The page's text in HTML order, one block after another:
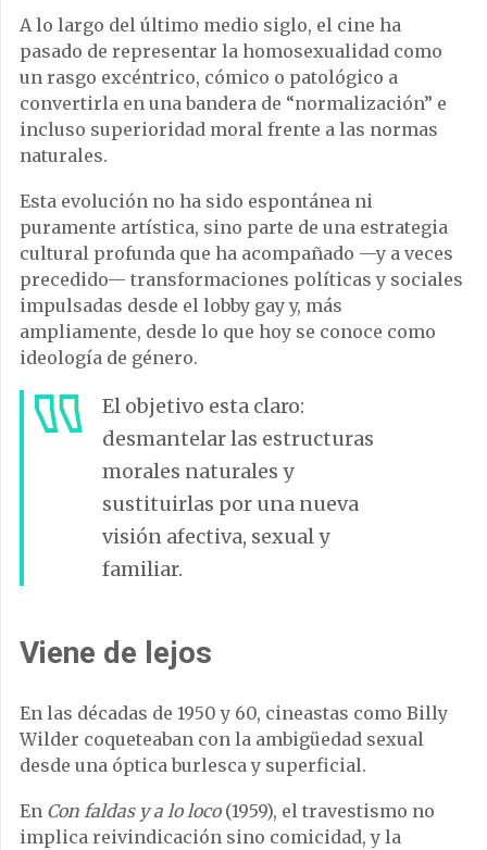
A lo largo del último medio siglo, el cine ha
pasado de representar la homosexualidad como
un rasgo excéntrico, cómico o patológico a
convertirla en una bandera de “normalización” e
incluso superioridad moral frente a las normas
naturales.
Esta evolución no ha sido espontánea ni
puramente artística, sino parte de una estrategia
cultural profunda que ha acompañado —y a veces
precedido— transformaciones políticas y sociales
impulsadas desde el lobby gay y, más
ampliamente, desde lo que hoy se conoce como
ideología de género.
El objetivo esta claro:
desmantelar las estructuras
morales naturales y
sustituirlas por una nueva
visión afectiva, sexual y
familiar.
Viene de lejos
En las décadas de 1950 y 60, cineastas como Billy
Wilder coqueteaban con la ambigüedad sexual
desde una óptica burlesca y superficial.
En Con faldas y a lo loco(1959), el travestismo no
implica reivindicación sino comicidad, y la